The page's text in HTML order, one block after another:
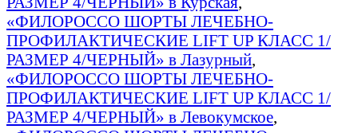
«ФИЛОРОССО ШОРТЫ ЛЕЧЕБНО-
ПРОФИЛАКТИЧЕСКИЕ LIFT UP КЛАСС 1/
РАЗМЕР 4/ЧЕРНЫЙ» в Лазурный,
«ФИЛОРОССО ШОРТЫ ЛЕЧЕБНО-
ПРОФИЛАКТИЧЕСКИЕ LIFT UP КЛАСС 1/
РАЗМЕР 4/ЧЕРНЫЙ» в Левокумское,